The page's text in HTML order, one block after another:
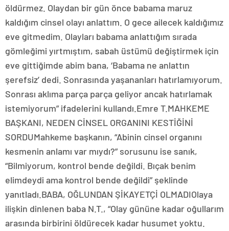
öldürmez. Olaydan bir gün önce babama maruz
kaldığım cinsel olayı anlattım. O gece ailecek kaldığımız
eve gitmedim. Olayları babama anlattığım sırada
gömleğimi yırtmıştım, sabah üstümü değiştirmek için
eve gittiğimde abim bana, ‘Babama ne anlattın
şerefsiz’ dedi. Sonrasında yaşananları hatırlamıyorum.
Sonrası aklıma parça parça geliyor ancak hatırlamak
istemiyorum” ifadelerini kullandı.Emre T.MAHKEME
BAŞKANI, NEDEN CİNSEL ORGANINI KESTİĞİNİ
SORDUMahkeme başkanın, “Abinin cinsel organını
kesmenin anlamı var mıydı?” sorusunu ise sanık,
“Bilmiyorum, kontrol bende değildi. Bıçak benim
elimdeydi ama kontrol bende değildi” şeklinde
yanıtladı.BABA, OĞLUNDAN ŞİKAYETÇİ OLMADIOlaya
ilişkin dinlenen baba N.T., “Olay gününe kadar oğullarım
arasında birbirini öldürecek kadar husumet yoktu.